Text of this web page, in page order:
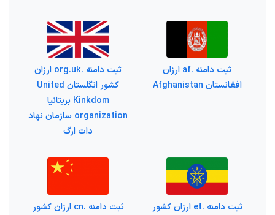
ثبت دامنه .af ارزان
افغانستان Afghanistan
ثبت دامنه .org.uk ارزان
کشور انگلستان United
Kinkdom بریتانیا
organization سازمان نهاد
دات ارگ
ثبت دامنه .et ارزان کشور ثبت دامنه .cn ارزان کشور